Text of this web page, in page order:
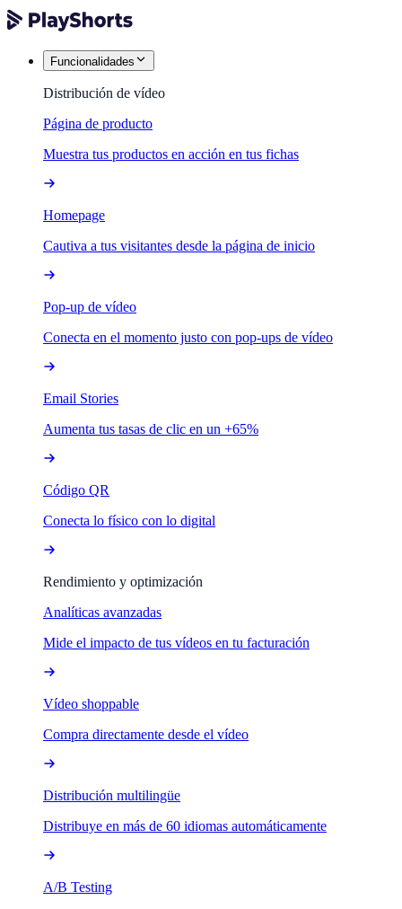
Funcionalidades
Distribución de vídeo
Página de producto
Muestra tus productos en acción en tus fichas
Homepage
Cautiva a tus visitantes desde la página de inicio
Pop-up de vídeo
Conecta en el momento justo con pop-ups de vídeo
Email Stories
Aumenta tus tasas de clic en un +65%
Código QR
Conecta lo físico con lo digital
Rendimiento y optimización
Analíticas avanzadas
Mide el impacto de tus vídeos en tu facturación
Vídeo shoppable
Compra directamente desde el vídeo
Distribución multilingüe
Distribuye en más de 60 idiomas automáticamente
A/B Testing